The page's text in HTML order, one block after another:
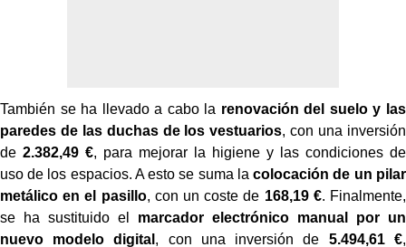
También se ha llevado a cabo la renovación del suelo y las
paredes de las duchas de los vestuarios, con una inversión
de 2.382,49 €, para mejorar la higiene y las condiciones de
uso de los espacios. A esto se suma lacolocación de un pilar
metálico en el pasillo, con un coste de 168,19 €. Finalmente,
se ha sustituido el marcador electrónico manual por un
nuevo modelo digital , con una inversión de 5.494,61 €,